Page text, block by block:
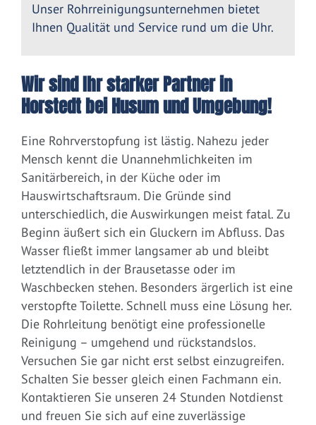
Unser Rohrreinigungsunternehmen bietet
Ihnen Qualität und Service rund um die Uhr.
Wir sind Ihr starker Partner in
Horstedt bei Husum und Umgebung!
Eine Rohrverstopfung ist lästig. Nahezu jeder
Mensch kennt die Unannehmlichkeiten im
Sanitärbereich, in der Küche oder im
Hauswirtschaftsraum. Die Gründe sind
unterschiedlich, die Auswirkungen meist fatal. Zu
Beginn äußert sich ein Gluckern im Abfluss. Das
Wasser fließt immer langsamer ab und bleibt
letztendlich in der Brausetasse oder im
Waschbecken stehen. Besonders ärgerlich ist eine
verstopfte Toilette. Schnell muss eine Lösung her.
Die Rohrleitung benötigt eine professionelle
Reinigung – umgehend und rückstandslos.
Versuchen Sie gar nicht erst selbst einzugreifen.
Schalten Sie besser gleich einen Fachmann ein.
Kontaktieren Sie unseren 24 Stunden Notdienst
und freuen Sie sich auf eine zuverlässige